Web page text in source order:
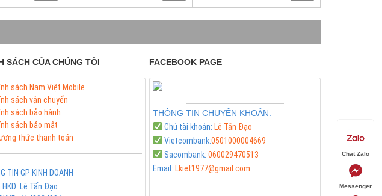
SÁCH CỦA CHÚNG TÔI
sách Nam Việt Mobile
sách vận chuyển
sách bảo hành
sách bảo mật
thức thanh toán
TIN GP KINH DOANH
HKD: Lê Tấn Đạo
FACEBOOK PAGE
THÔNG TIN CHUYỂN KHOẢN:
Chủ tài khoản: Lê Tấn Đạo
Vietcombank:0501000004669
Sacombank: 060029470513
Email: Lkiet1977@gmail.com
Chat Zalo
Messenger